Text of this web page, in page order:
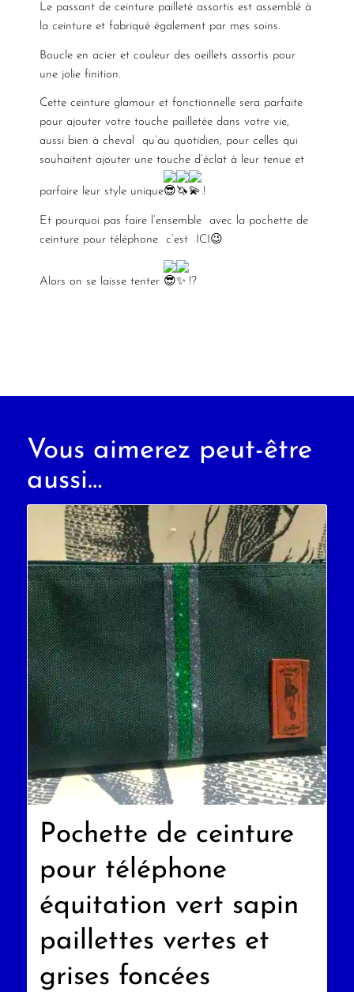
Le passant de ceinture pailleté assortis est assemblé à
la ceinture et fabriqué également par mes soins.
Boucle en acier et couleur des oeillets assortis pour
une jolie finition.
Cette ceinture glamour et fonctionnelle sera parfaite
pour ajouter votre touche pailletée dans votre vie,
aussi bien à cheval qu’au quotidien, pour celles qui
souhaitent ajouter une touche d’éclat à leur tenue et
parfaire leur style unique .!
Et pourquoi pas faire l’ensemble avec la pochette de
ceinture pour téléphone c’est ICI😉
Alors on se laisse tenter !?
Vous aimerez peut-être
aussi…
Pochette de ceinture
pour téléphone
équitation vert sapin
paillettes vertes et
grises foncées